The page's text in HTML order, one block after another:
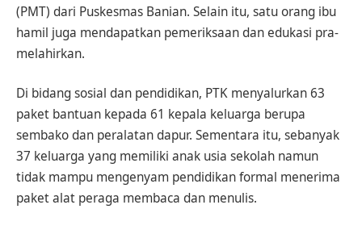
(PMT) dari Puskesmas Banian. Selain itu, satu orang ibu
hamil juga mendapatkan pemeriksaan dan edukasi pra-
melahirkan.
Di bidang sosial dan pendidikan, PTK menyalurkan 63
paket bantuan kepada 61 kepala keluarga berupa
sembako dan peralatan dapur. Sementara itu, sebanyak
37 keluarga yang memiliki anak usia sekolah namun
tidak mampu mengenyam pendidikan formal menerima
paket alat peraga membaca dan menulis.